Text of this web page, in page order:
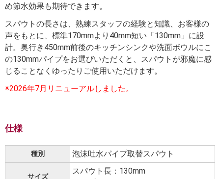
め節水効果も期待できます。
スパウトの長さは、熟練スタッフの経験と知識、お客様の
声をもとに、標準170mmより40mm短い「130mm」に設
計。奥行き450mm前後のキッチンシンクや洗面ボウルにこ
の130mmパイプをお選びいただくと、スパウトが邪魔に感
じることなくゆったりご使用いただけます。
※2026年7月リニューアルしました。
仕様
種別 泡沫吐水パイプ取替スパウト
サイズ
スパウト長：130mm